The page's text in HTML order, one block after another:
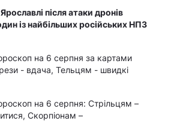
після атаки дронів
із найбільших російських НПЗ
на 6 серпня за картами
- вдача, Тельцям - швидкі
на 6 серпня: Стрільцям –
Скорпіонам –